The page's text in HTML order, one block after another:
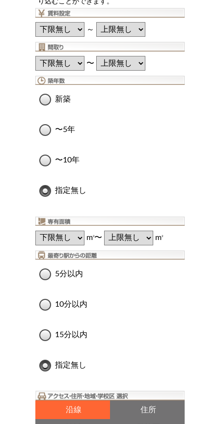
～
〜
新築
〜5年
〜10年
指定無し
m2〜 m2
5分以内
10分以内
15分以内
指定無し
沿線 住所